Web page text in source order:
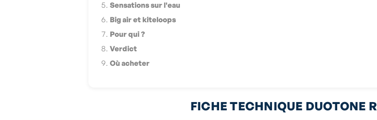
Sensations sur l'eau
Big air et kiteloops
Pour qui ?
Verdict
Où acheter
FICHE TECHNIQUE DUOTONE